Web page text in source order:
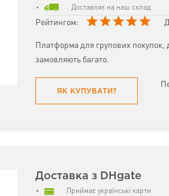
Доставляє на наш склад
Рейтингом:
Платформа для групових покупок,
замовляють багато.
ЯК КУПУВАТИ?
Доставка з DHgate
Приймає українські карти